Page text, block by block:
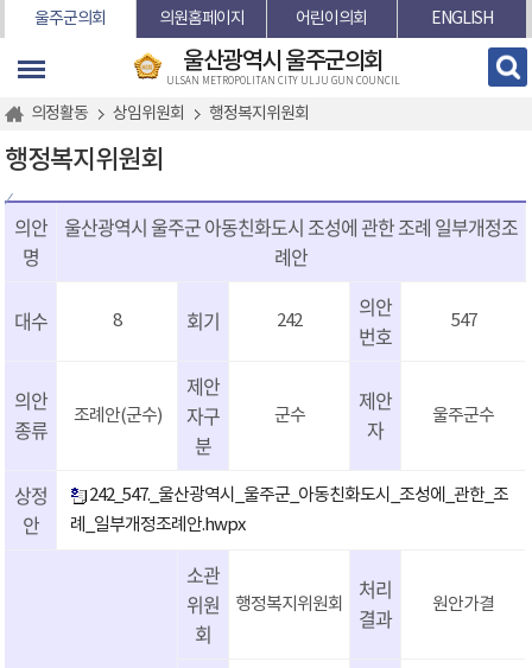
본문바로가기
울주군의회 의원홈페이지 어린이의회 ENGLISH
울산광역시 울주군의회
ULSAN METROPOLITAN CITY ULJU GUN COUNCIL
의정활동 상임위원회 행정복지위원회
행정복지위원회
의안
명
울산광역시 울주군 아동친화도시 조성에 관한 조례 일부개정조
례안
대수 8 회기 242
의안
번호
547
의안
종류
조례안(군수)
제안
자구
분
군수
제안
자
울주군수
상정
안
242_547._울산광역시_울주군_아동친화도시_조성에_관한_조
례_일부개정조례안.hwpx
소관
위원
회
행정복지위원회
처리
결과
원안가결